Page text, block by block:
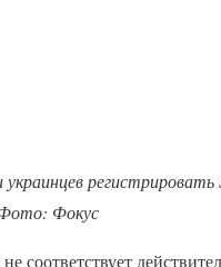
Фокус
соответствует